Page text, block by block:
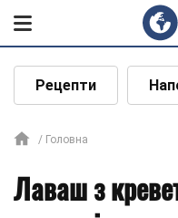
Рецепти
Головна
Лаваш з